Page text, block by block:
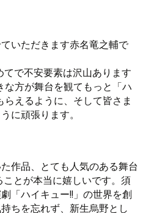
いただきます赤名竜之輔で
で不安要素は沢山あります
な方が舞台を観てもっと「ハ
えるように、そして皆さま
に頑張ります。
作品、とても人気のある舞台
とが本当に嬉しいです。須
「ハイキュー!!」の世界を創
ちを忘れず、新生烏野とし